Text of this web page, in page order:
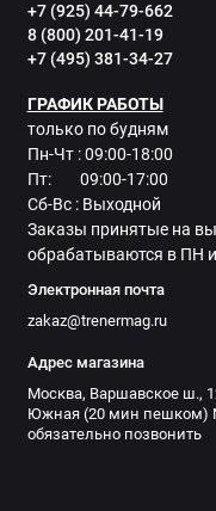
+7 (925) 44-79-662
8 (800) 201-41-19
+7 (495) 381-34-27
ГРАФИК РАБОТЫ
только по будням
Пн-Чт : 09:00-18:00
Пт: 09:00-17:00
Сб-Вс : Выходной
Заказы принятые на
обрабатываются в ПН
Электронная почта
zakaz@trenermag.ru
Адрес магазина
Москва, Варшавское ш.,
Южная (20 мин пешком)
обязательно позвонить